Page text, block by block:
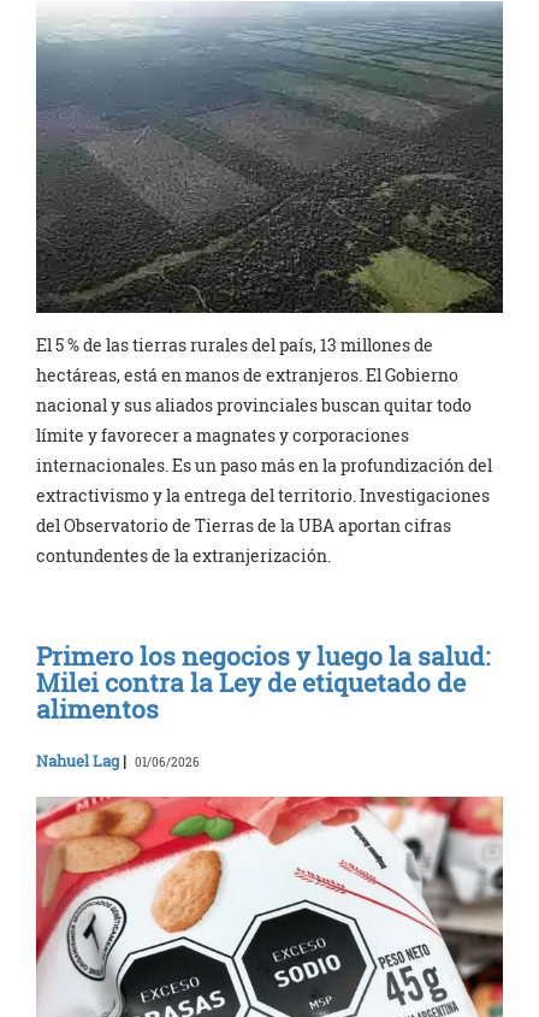
El 5 % de las tierras rurales del país, 13 millones de
hectáreas, está en manos de extranjeros. El Gobierno
nacional y sus aliados provinciales buscan quitar todo
límite y favorecer a magnates y corporaciones
internacionales. Es un paso más en la profundización del
extractivismo y la entrega del territorio. Investigaciones
del Observatorio de Tierras de la UBA aportan cifras
contundentes de la extranjerización.
Primero los negocios y luego la salud:
Milei contra la Ley de etiquetado de
alimentos
Nahuel Lag | 01/06/2026